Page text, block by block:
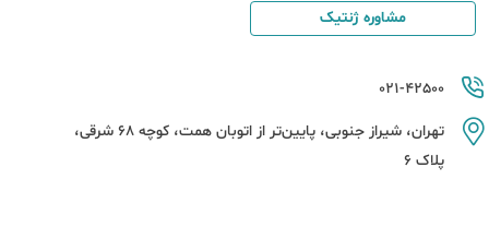
021-42500
تهران، شیراز جنوبی، پایین‌تر از اتوبان همت، کوچه 68 شرقی،
پلاک 6
مشاوره ژنتیک